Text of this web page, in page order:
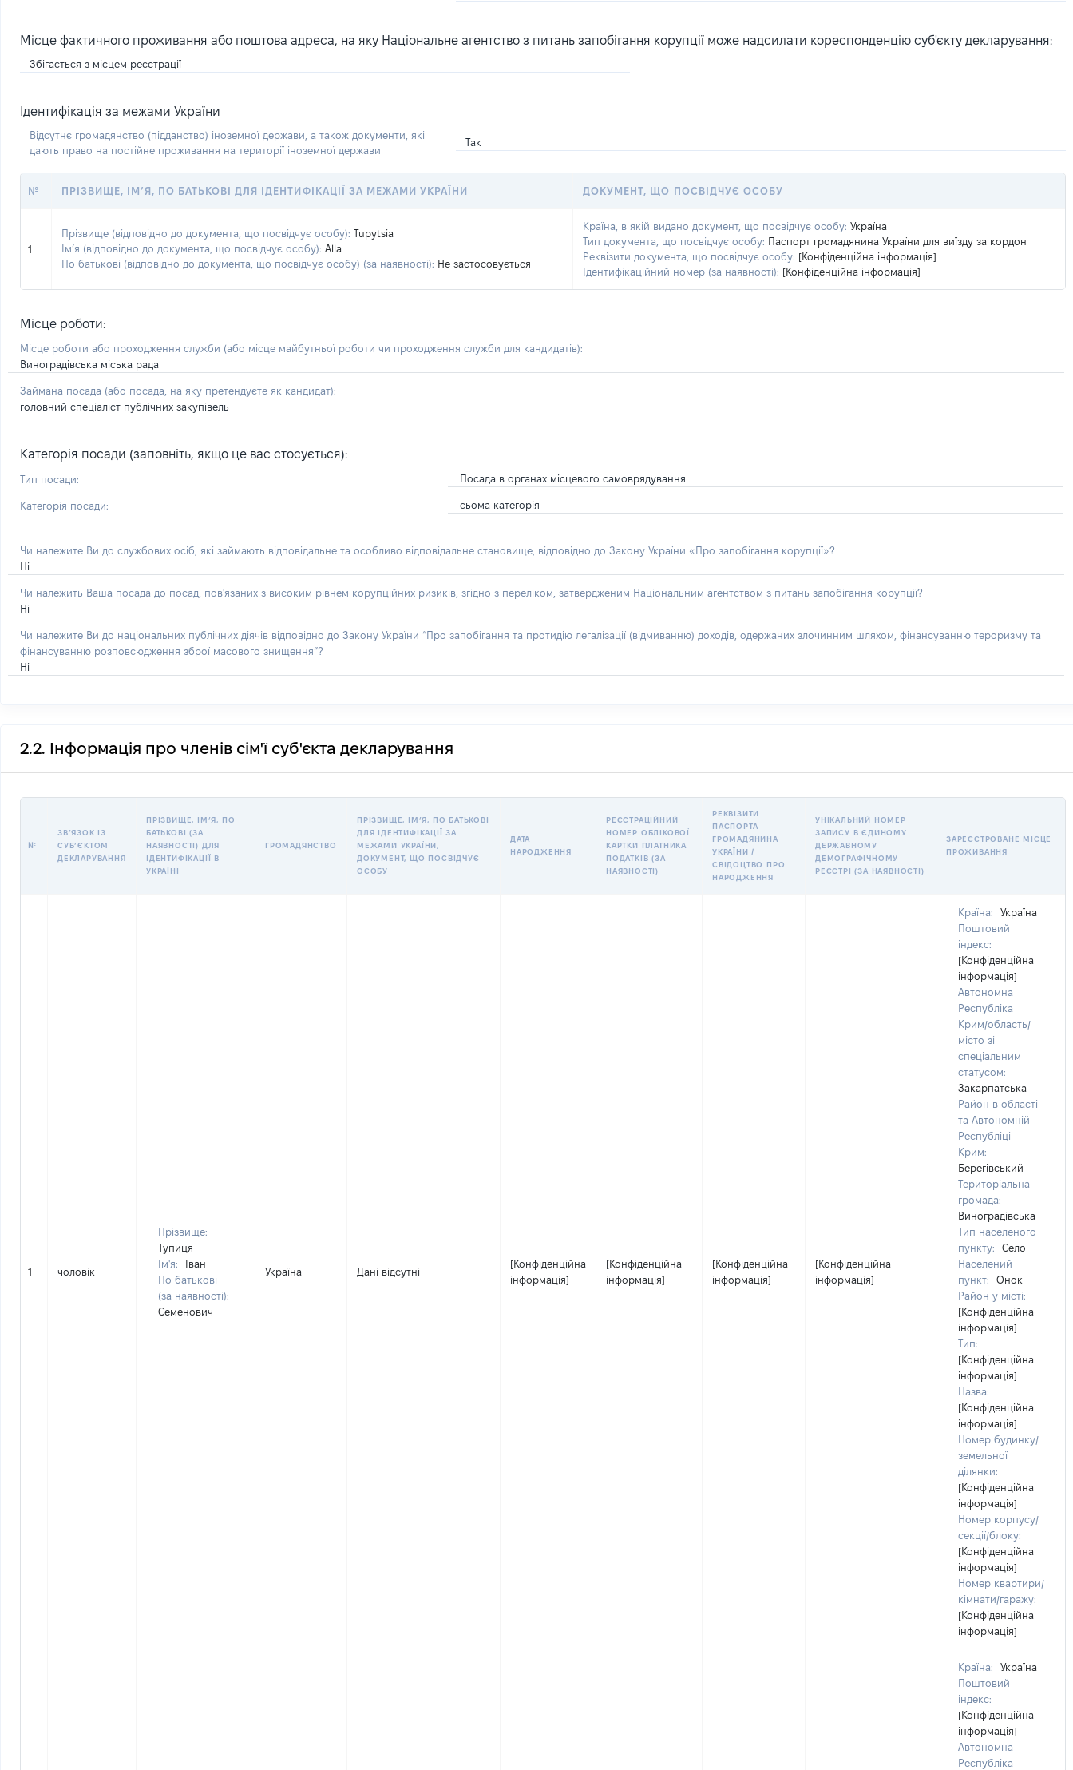
Місце фактичного проживання або поштова адреса, на яку Національне агентство з питань запобігання корупції може надсилати кореспонденцію суб'єкту декларування:
Збігається з місцем реєстрації
Ідентифікація за межами України
Відсутнє громадянство (підданство) іноземної держави, а також документи, які
дають право на постійне проживання на території іноземної держави
Так
№ ПРІЗВИЩЕ, ІМ’Я, ПО БАТЬКОВІ ДЛЯ ІДЕНТИФІКАЦІЇ ЗА МЕЖАМИ УКРАЇНИ ДОКУМЕНТ, ЩО ПОСВІДЧУЄ ОСОБУ
1
Прізвище (відповідно до документа, що посвідчує особу): Tupytsia
Ім’я (відповідно до документа, що посвідчує особу): Alla
По батькові (відповідно до документа, що посвідчує особу) (за наявності): Не застосовується
Країна, в якій видано документ, що посвідчує особу: Україна
Тип документа, що посвідчує особу: Паспорт громадянина України для виїзду за кордон
Реквізити документа, що посвідчує особу: [Конфіденційна інформація]
Ідентифікаційний номер (за наявності): [Конфіденційна інформація]
Місце роботи:
Місце роботи або проходження служби (або місце майбутньої роботи чи проходження служби для кандидатів):
Виноградівська міська рада
Займана посада (або посада, на яку претендуєте як кандидат):
головний спеціаліст публічних закупівель
Категорія посади (заповніть, якщо це вас стосується):
Тип посади: Посада в органах місцевого самоврядування
Категорія посади: сьома категорія
Чи належите Ви до службових осіб, які займають відповідальне та особливо відповідальне становище, відповідно до Закону України «Про запобігання корупції»?
Ні
Чи належить Ваша посада до посад, пов'язаних з високим рівнем корупційних ризиків, згідно з переліком, затвердженим Національним агентством з питань запобігання корупції?
Ні
Чи належите Ви до національних публічних діячів відповідно до Закону України “Про запобігання та протидію легалізації (відмиванню) доходів, одержаних злочинним шляхом, фінансуванню тероризму та
фінансуванню розповсюдження зброї масового знищення”?
Ні
2.2. Інформація про членів сім'ї суб'єкта декларування
№
ЗВʼЯЗОК ІЗ
СУБʼЄКТОМ
ДЕКЛАРУВАННЯ
ПРІЗВИЩЕ, ІМʼЯ, ПО
БАТЬКОВІ (ЗА
НАЯВНОСТІ) ДЛЯ
ІДЕНТИФІКАЦІЇ В
УКРАЇНІ
ГРОМАДЯНСТВО
ПРІЗВИЩЕ, ІМʼЯ, ПО БАТЬКОВІ
ДЛЯ ІДЕНТИФІКАЦІЇ ЗА
МЕЖАМИ УКРАЇНИ,
ДОКУМЕНТ, ЩО ПОСВІДЧУЄ
ОСОБУ
ДАТА
НАРОДЖЕННЯ
РЕЄСТРАЦІЙНИЙ
НОМЕР ОБЛІКОВОЇ
КАРТКИ ПЛАТНИКА
ПОДАТКІВ (ЗА
НАЯВНОСТІ)
РЕКВІЗИТИ
ПАСПОРТА
ГРОМАДЯНИНА
УКРАЇНИ /
СВІДОЦТВО ПРО
НАРОДЖЕННЯ
УНІКАЛЬНИЙ НОМЕР
ЗАПИСУ В ЄДИНОМУ
ДЕРЖАВНОМУ
ДЕМОГРАФІЧНОМУ
РЕЄСТРІ (ЗА НАЯВНОСТІ)
ЗАРЕЄСТРОВАНЕ МІСЦЕ
ПРОЖИВАННЯ
1 чоловік
Прізвище:
Тупиця
Ім'я:
Іван
По батькові
(за наявності):
Семенович
Україна Дані відсутні
[Конфіденційна
інформація]
[Конфіденційна
інформація]
[Конфіденційна
інформація]
[Конфіденційна
інформація]
Країна:
Україна
Поштовий
індекс:
[Конфіденційна
інформація]
Автономна
Республіка
Крим/область/
місто зі
спеціальним
статусом:
Закарпатська
Район в області
та Автономній
Республіці
Крим:
Берегівський
Територіальна
громада:
Виноградівська
Тип населеного
пункту:
Село
Населений
пункт:
Онок
Район у місті:
[Конфіденційна
інформація]
Тип:
[Конфіденційна
інформація]
Назва:
[Конфіденційна
інформація]
Номер будинку/
земельної
ділянки:
[Конфіденційна
інформація]
Номер корпусу/
секції/блоку:
[Конфіденційна
інформація]
Номер квартири/
кімнати/гаражу:
[Конфіденційна
інформація]
Країна:
Україна
Поштовий
індекс:
[Конфіденційна
інформація]
Автономна
Республіка